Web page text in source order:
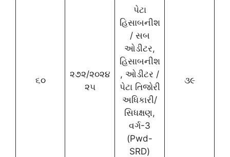
૬૦
૨૭૨/૨૦૨૪
૨૫
પેટા
હિસાબનીશ
/ સબ
ઓડીટર,
હિસાબનીશ
, ઓડીટર /
પેટા તિજોરી
અધિકારી/
સિધક્ષણ,
વર્ગ-3
(Pwd-
SRD)
૩૯